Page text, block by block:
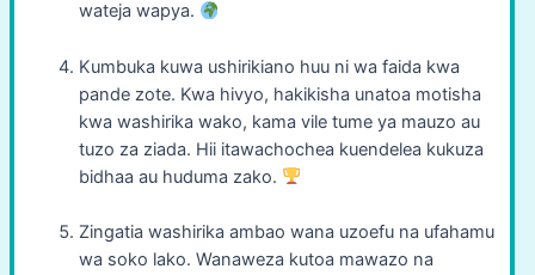
wateja wapya.
Kumbuka kuwa ushirikiano huu ni wa faida kwa
pande zote. Kwa hivyo, hakikisha unatoa motisha
kwa washirika wako, kama vile tume ya mauzo au
tuzo za ziada. Hii itawachochea kuendelea kukuza
bidhaa au huduma zako.
Zingatia washirika ambao wana uzoefu na ufahamu
wa soko lako. Wanaweza kutoa mawazo na